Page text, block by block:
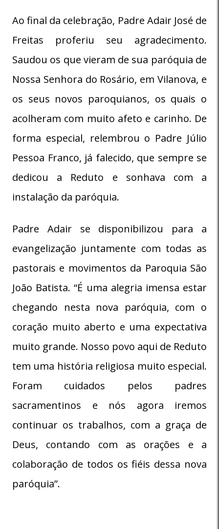
Ao final da celebração, Padre Adair José de
Freitas proferiu seu agradecimento.
Saudou os que vieram de sua paróquia de
Nossa Senhora do Rosário, em Vilanova, e
os seus novos paroquianos, os quais o
acolheram com muito afeto e carinho. De
forma especial, relembrou o Padre Júlio
Pessoa Franco, já falecido, que sempre se
dedicou a Reduto e sonhava com a
instalação da paróquia.
Padre Adair se disponibilizou para a
evangelização juntamente com todas as
pastorais e movimentos da Paroquia São
João Batista. “É uma alegria imensa estar
chegando nesta nova paróquia, com o
coração muito aberto e uma expectativa
muito grande. Nosso povo aqui de Reduto
tem uma história religiosa muito especial.
Foram cuidados pelos padres
sacramentinos e nós agora iremos
continuar os trabalhos, com a graça de
Deus, contando com as orações e a
colaboração de todos os fiéis dessa nova
paróquia”.